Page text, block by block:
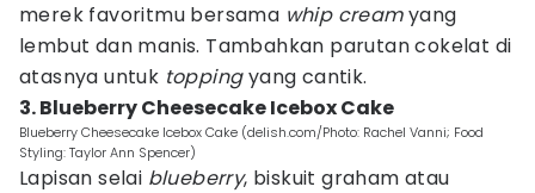
merek favoritmu bersama whip creamyang
lembut dan manis. Tambahkan parutan cokelat di
atasnya untuk toppingyang cantik.
3. Blueberry Cheesecake Icebox Cake
Blueberry Cheesecake Icebox Cake (delish.com/Photo: Rachel Vanni; Food
Styling: Taylor Ann Spencer)
Lapisan selai blueberry, biskuit graham atau